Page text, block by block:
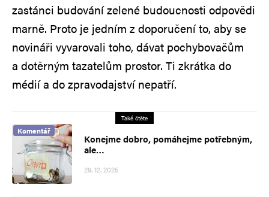
zastánci budování zelené budoucnosti odpovědi
marně. Proto je jedním z doporučení to, aby se
novináři vyvarovali toho, dávat pochybovačům
a dotěrným tazatelům prostor. Ti zkrátka do
médií a do zpravodajství nepatří.
Také čtěte
Komentář
Konejme dobro, pomáhejme potřebným,
ale…
29. 12. 2025